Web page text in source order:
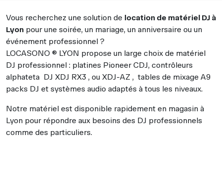
Vous recherchez une solution de location de matériel DJ à
Lyon pour une soirée, un mariage, un anniversaire ou un
événement professionnel ?
LOCASONO ® LYON propose un large choix de matériel
DJ professionnel : platines Pioneer CDJ, contrôleurs
alphateta DJ XDJ RX3 , ou XDJ-AZ , tables de mixage A9
packs DJ et systèmes audio adaptés à tous les niveaux.
Notre matériel est disponible rapidement en magasin à
Lyon pour répondre aux besoins des DJ professionnels
comme des particuliers.